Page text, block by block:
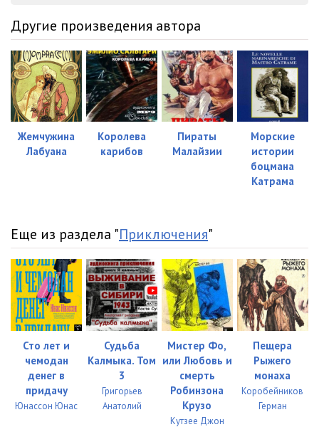
Другие произведения автора
Жемчужина
Лабуана
Королева
карибов
Пираты
Малайзии
Морские
истории
боцмана
Катрама
Еще из раздела "Приключения"
Сто лет и
чемодан
денег в
придачу
Юнассон Юнас
Судьба
Калмыка. Том
3
Григорьев
Анатолий
Мистер Фо,
или Любовь и
смерть
Робинзона
Крузо
Кутзее Джон
Пещера
Рыжего
монаха
Коробейников
Герман